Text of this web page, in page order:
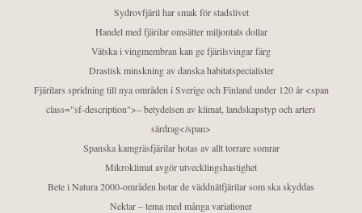
Sydrovfjäril har smak för stadslivet
Handel med fjärilar omsätter miljontals dollar
Vätska i vingmembran kan ge fjärilsvingar färg
Drastisk minskning av danska habitatspecialister
Fjärilars spridning till nya områden i Sverige och Finland under 120 år <span
class="sf-description">– betydelsen av klimat, landskapstyp och arters
särdrag</span>
Spanska kamgräsfjärilar hotas av allt torrare somrar
Mikroklimat avgör utvecklingshastighet
Bete i Natura 2000-områden hotar de väddnätfjärilar som ska skyddas
Nektar – tema med många variationer